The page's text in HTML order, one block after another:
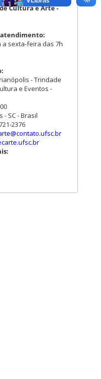
Cultura e Arte -
a sexta-feira das 7h
- Trindade
e Eventos -
- SC - Brasil
2376